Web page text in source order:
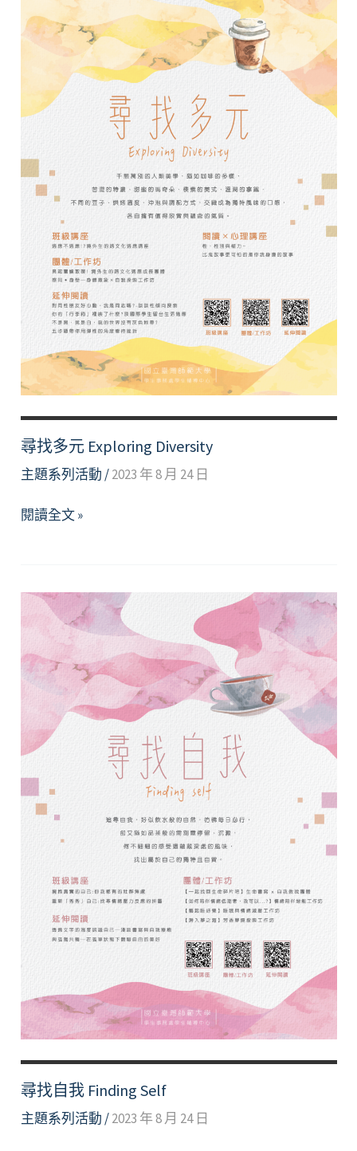
尋找多元 Exploring Diversity
主題系列活動 /2023 年 8 月 24 日
尋
Exploring
Diversity
閱讀全文 »
尋找自我 Finding Self
主題系列活動 /2023 年 8 月 24 日